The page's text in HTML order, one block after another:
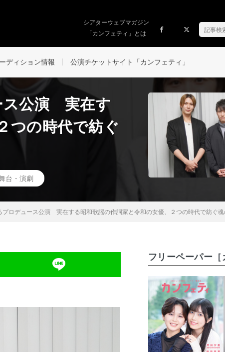
シアターウェブマガジン
「カンフェティ」とは
ディション情報 公演チケットサイト「カンフェティ」
ス公演 実在す
つの時代で紡ぐ
台・演劇
プロデュース公演 実在する昭和歌謡の作詞家と令和の女優、２つの時代で紡ぐ魂
フリーペーパー［